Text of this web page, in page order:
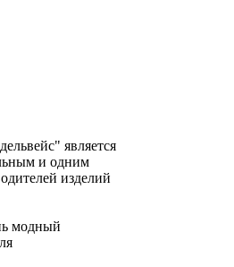
является
и одним
изделий
модный